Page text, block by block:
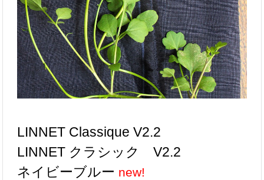
LINNET Classique V2.2
LINNET クラシック V2.2
ネイビーブルー